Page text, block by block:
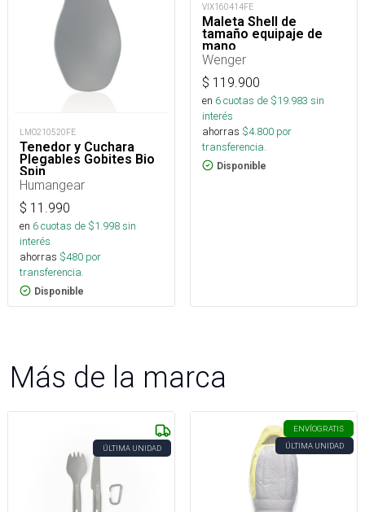
LMO210520FE
Tenedor y Cuchara
Plegables Gobites Bio
Spin
Humangear
$ 11.990
en 6cuotas de $1.998sin
interés
ahorras $480 por
transferencia.
Disponible
VIX160414FE
Maleta Shell de
tamaño equipaje de
mano
Wenger
$ 119.900
en 6cuotas de $19.983 sin
interés
ahorras $4.800 por
transferencia.
Disponible
Más de la marca
ÚLTIMA UNIDAD
ENVÍOGRATIS
ÚLTIMA UNIDAD